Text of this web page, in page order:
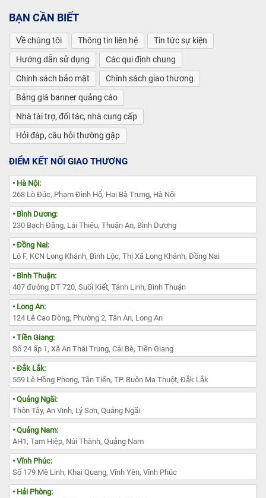
BẠN CẦN BIẾT
Về chúng tôi Thông tin liên hệ
Tin tức sự kiện
Hướng dẫn sử dụng
Các qui định chung
Chính sách bảo mật
Chính sách giao thương
Bảng giá banner quảng cáo
Nhà tài trợ, đối tác, nhà cung cấp
Hỏi đáp, câu hỏi thường gặp
ĐIỂM KẾT NỐI GIAO THƯƠNG
• Hà Nội:
268 Lò Đúc, Phạm Đình Hổ, Hai Bà Trưng, Hà Nội
• Bình Dương:
230 Bạch Đằng, Lái Thiêu, Thuận An, Bình Dương
• Đồng Nai:
Lô F, KCN Long Khánh, Bình Lộc, Thị Xã Long Khánh, Đồng Nai
• Bình Thuận:
407 đường DT 720, Suối Kiết, Tánh Linh, Bình Thuận
• Long An:
124 Lê Cao Dòng, Phường 2, Tân An, Long An
• Tiền Giang:
Số 24 ấp 1, Xã An Thái Trung, Cái Bè, Tiền Giang
• Đắk Lắk:
559 Lê Hồng Phong, Tân Tiến, TP. Buôn Ma Thuột, Đắk Lắk
• Quảng Ngãi:
Thôn Tây, An Vinh, Lý Sơn, Quảng Ngãi
• Quảng Nam:
AH1, Tam Hiệp, Núi Thành, Quảng Nam
• Vĩnh Phúc:
Số 179 Mê Linh, Khai Quang, Vĩnh Yên, Vĩnh Phúc
• Hải Phòng: